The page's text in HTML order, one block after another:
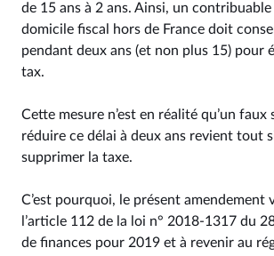
de 15 ans à 2 ans. Ainsi, un
domicile fiscal hors de France doit
pendant deux ans (et non plus 15) pour
tax.
Cette mesure n’est en réalité qu’un faux
réduire ce délai à deux ans revient tout
supprimer la taxe.
C’est pourquoi, le présent amendement
l’article 112 de la loi n° 2018-1317 du
de finances pour 2019 et à revenir au